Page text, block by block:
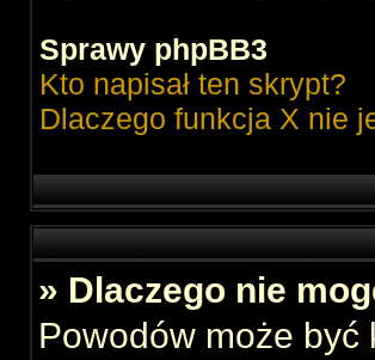
Sprawy phpBB3
Kto napisał ten skrypt?
Dlaczego funkcja X nie
» Dlaczego nie
Powodów może